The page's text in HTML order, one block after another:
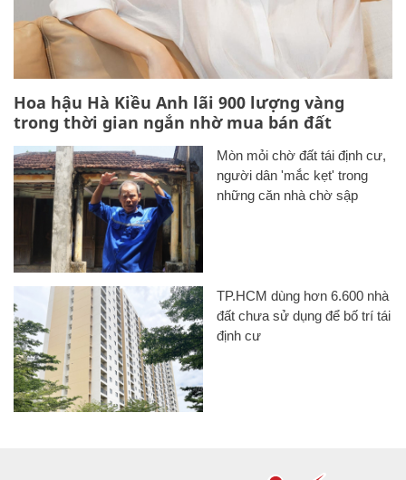
Hoa hậu Hà Kiều Anh lãi 900 lượng vàng
trong thời gian ngắn nhờ mua bán đất
Mòn mỏi chờ đất tái định cư,
người dân 'mắc kẹt' trong
những căn nhà chờ sập
TP.HCM dùng hơn 6.600 nhà
đất chưa sử dụng để bố trí tái
định cư